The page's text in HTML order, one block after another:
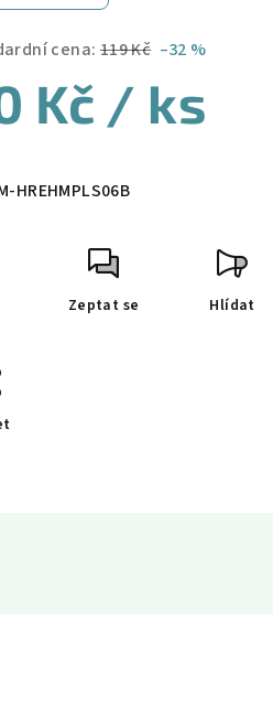
cena: 119 Kč –32 %
Kč / ks
HREHMPLS06B
Zeptat se Hlídat